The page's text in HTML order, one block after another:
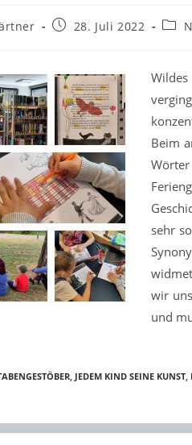
Beitrag28. Juli 2022
Beim
sehr
wir
und
, JEDEM KIND SEINE KUNST,